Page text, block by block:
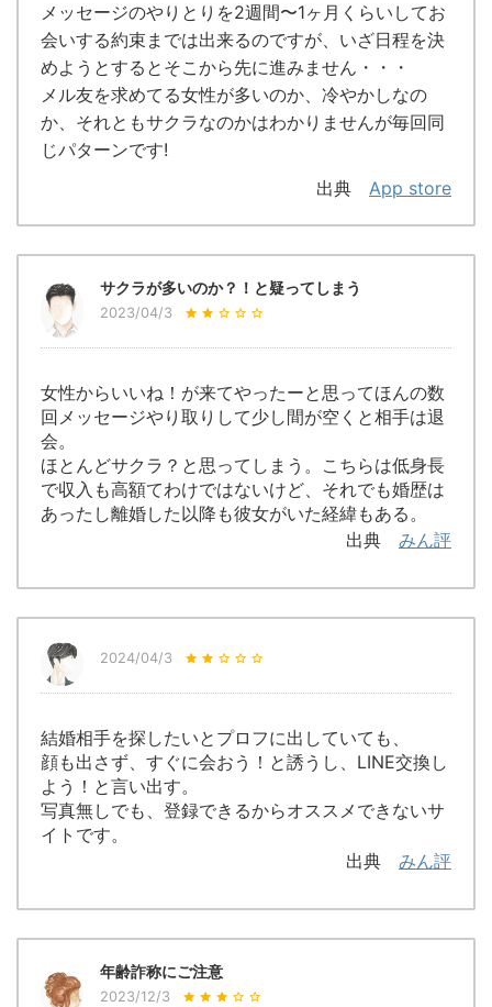
メッセージのやりとりを2週間〜1ヶ月くらいしてお
会いする約束までは出来るのですが、いざ日程を決
めようとするとそこから先に進みません・・・
メル友を求めてる女性が多いのか、冷やかしなの
か、それともサクラなのかはわかりませんが毎回同
じパターンです!
出典 App store
サクラが多いのか？！と疑ってしまう
2023/04/3
女性からいいね！が来てやったーと思ってほんの数
回メッセージやり取りして少し間が空くと相手は退
会。
ほとんどサクラ？と思ってしまう。こちらは低身長
で収入も高額てわけではないけど、それでも婚歴は
あったし離婚した以降も彼女がいた経緯もある。
出典 みん評
2024/04/3
結婚相手を探したいとプロフに出していても、
顔も出さず、すぐに会おう！と誘うし、LINE交換し
よう！と言い出す。
写真無しでも、登録できるからオススメできないサ
イトです。
出典 みん評
年齢詐称にご注意
2023/12/3